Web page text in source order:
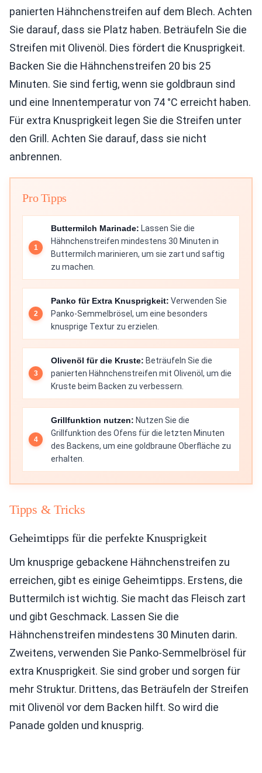
panierten Hähnchenstreifen auf dem Blech. Achten
Sie darauf, dass sie Platz haben. Beträufeln Sie die
Streifen mit Olivenöl. Dies fördert die Knusprigkeit.
Backen Sie die Hähnchenstreifen 20 bis 25
Minuten. Sie sind fertig, wenn sie goldbraun sind
und eine Innentemperatur von 74 °C erreicht haben.
Für extra Knusprigkeit legen Sie die Streifen unter
den Grill. Achten Sie darauf, dass sie nicht
anbrennen.
Pro Tipps
Buttermilch Marinade: Lassen Sie die
Hähnchenstreifen mindestens 30 Minuten in
Buttermilch marinieren, um sie zart und saftig
zu machen.
Panko für Extra Knusprigkeit: Verwenden Sie
Panko-Semmelbrösel, um eine besonders
knusprige Textur zu erzielen.
Olivenöl für die Kruste: Beträufeln Sie die
panierten Hähnchenstreifen mit Olivenöl, um die
Kruste beim Backen zu verbessern.
Grillfunktion nutzen: Nutzen Sie die
Grillfunktion des Ofens für die letzten Minuten
des Backens, um eine goldbraune Oberfläche zu
erhalten.
Tipps & Tricks
Geheimtipps für die perfekte Knusprigkeit
Um knusprige gebackene Hähnchenstreifen zu
erreichen, gibt es einige Geheimtipps. Erstens, die
Buttermilch ist wichtig. Sie macht das Fleisch zart
und gibt Geschmack. Lassen Sie die
Hähnchenstreifen mindestens 30 Minuten darin.
Zweitens, verwenden Sie Panko-Semmelbrösel für
extra Knusprigkeit. Sie sind grober und sorgen für
mehr Struktur. Drittens, das Beträufeln der Streifen
mit Olivenöl vor dem Backen hilft. So wird die
Panade golden und knusprig.